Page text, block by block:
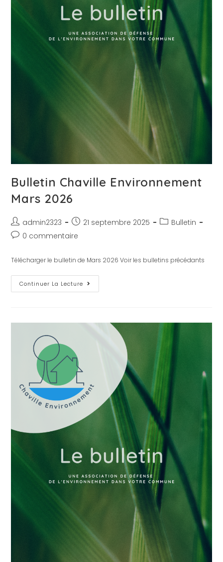
Bulletin Chaville Environnement
Mars 2026
admin2323 21 septembre 2025
Bulletin
0 commentaire
Télécharger le bulletin de Mars 2026 Voir les bulletins précédants
Continuer La Lecture